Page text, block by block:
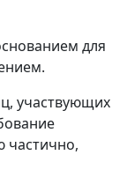
для
участвующих
частично,